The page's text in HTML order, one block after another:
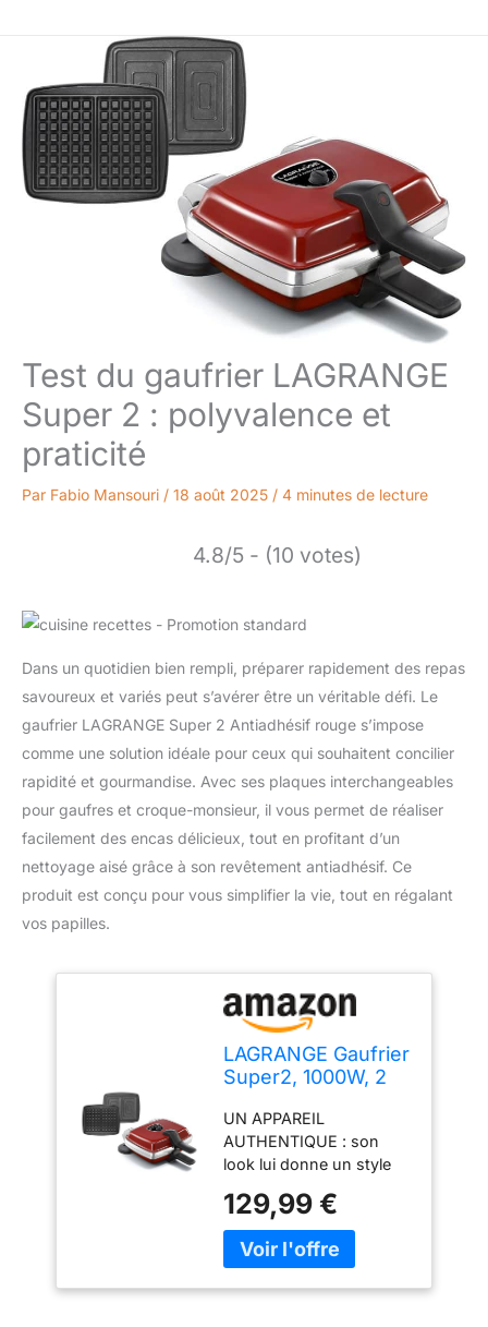
Test du gaufrier LAGRANGE
Super 2 : polyvalence et
praticité
Par Fabio Mansouri / 18 août 2025 / 4 minutes de lecture
4.8/5 - (10 votes)
Dans un quotidien bien rempli, préparer rapidement des repas
savoureux et variés peut s’avérer être un véritable défi. Le
gaufrier LAGRANGE Super 2 Antiadhésif rouge s’impose
comme une solution idéale pour ceux qui souhaitent concilier
rapidité et gourmandise. Avec ses plaques interchangeables
pour gaufres et croque-monsieur, il vous permet de réaliser
facilement des encas délicieux, tout en profitant d’un
nettoyage aisé grâce à son revêtement antiadhésif. Ce
produit est conçu pour vous simplifier la vie, tout en régalant
vos papilles.
LAGRANGE Gaufrier
Super2, 1000W, 2
inclus (Gaufre &
Croque-Monsieur),
Fabriqué en France,
Réversible sur son
socle, Plaques
amovibles,
Multifonction,
Nettoyage sans
UN APPAREIL
AUTHENTIQUE : son
look lui donne un style
HOMOGENE : appareil
réversible sur socle pour
une bonne répartition de
129,99 €